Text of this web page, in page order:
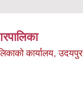
कार्यालय, उदयपुर